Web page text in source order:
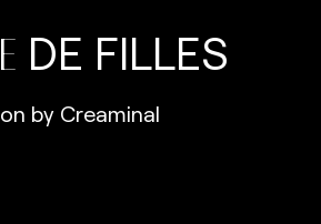
DE FILLES
by Creaminal